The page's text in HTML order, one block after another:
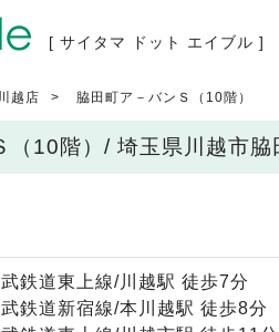
[ サイタマ ドット エイブル ]
越店 脇田町ア－バンＳ（10階）
（10階）/ 埼玉県川越市脇
鉄道東上線/川越駅 徒歩7分
鉄道新宿線/本川越駅 徒歩8分